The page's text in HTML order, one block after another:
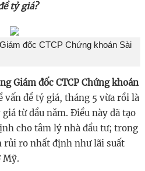
tỷ giá?
đốc CTCP Chứng khoán Sài
Giám đốc CTCP Chứng khoán
vấn đề tỷ giá, tháng 5 vừa rồi là
từ đầu năm. Điều này đã tạo
cho tâm lý nhà đầu tư; trong
ro nhất định như lãi suất
Mỹ.